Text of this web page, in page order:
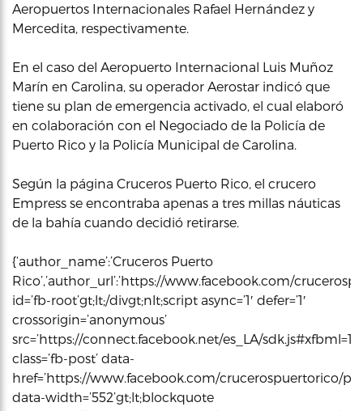
Aeropuertos Internacionales Rafael Hernández y
Mercedita, respectivamente.
En el caso del Aeropuerto Internacional Luis Muñoz
Marín en Carolina, su operador Aerostar indicó que
tiene su plan de emergencia activado, el cual elaboró
en colaboración con el Negociado de la Policía de
Puerto Rico y la Policía Municipal de Carolina.
Según la página Cruceros Puerto Rico, el crucero
Empress se encontraba apenas a tres millas náuticas
de la bahía cuando decidió retirarse.
{‘author_name’:’Cruceros Puerto
Rico’,’author_url’:’https://www.facebook.com/
id=’fb-root’gt;lt;/divgt;nlt;script async=’1′ defer=’1′
crossorigin=’anonymous’
src=’https://connect.facebook.net/es_LA/
class=’fb-post’ data-
href=’https://www.facebook.com/crucerospuertorico/
data-width=’552’gt;lt;blockquote